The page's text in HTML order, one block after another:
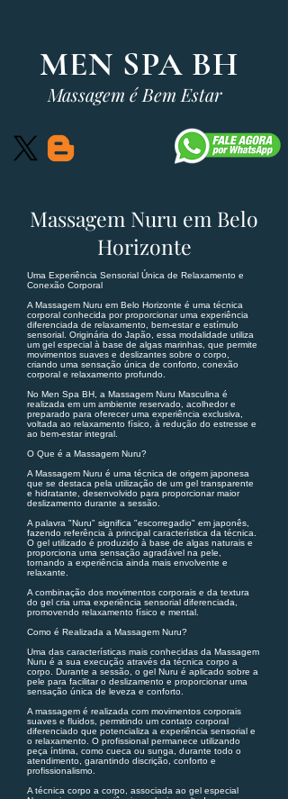
MEN SPA BH
Massagem é Bem Estar
Massagem Nuru em Belo
Horizonte
Uma Experiência Sensorial Única de Relaxamento e
Conexão Corporal
A Massagem Nuru em Belo Horizonte é uma técnica
corporal conhecida por proporcionar uma experiência
diferenciada de relaxamento, bem-estar e estímulo
sensorial. Originária do Japão, essa modalidade utiliza
um gel especial à base de algas marinhas, que permite
movimentos suaves e deslizantes sobre o corpo,
criando uma sensação única de conforto, conexão
corporal e relaxamento profundo.
No Men Spa BH, a Massagem Nuru Masculina é
realizada em um ambiente reservado, acolhedor e
preparado para oferecer uma experiência exclusiva,
voltada ao relaxamento físico, à redução do estresse e
ao bem-estar integral.
O Que é a Massagem Nuru?
A Massagem Nuru é uma técnica de origem japonesa
que se destaca pela utilização de um gel transparente
e hidratante, desenvolvido para proporcionar maior
deslizamento durante a sessão.
A palavra "Nuru" significa "escorregadio" em japonês,
fazendo referência à principal característica da técnica.
O gel utilizado é produzido à base de algas naturais e
proporciona uma sensação agradável na pele,
tornando a experiência ainda mais envolvente e
relaxante.
A combinação dos movimentos corporais e da textura
do gel cria uma experiência sensorial diferenciada,
promovendo relaxamento físico e mental.
Como é Realizada a Massagem Nuru?
Uma das características mais conhecidas da Massagem
Nuru é a sua execução através da técnica corpo a
corpo. Durante a sessão, o gel Nuru é aplicado sobre a
pele para facilitar o deslizamento e proporcionar uma
sensação única de leveza e conforto.
A massagem é realizada com movimentos corporais
suaves e fluidos, permitindo um contato corporal
diferenciado que potencializa a experiência sensorial e
o relaxamento. O profissional permanece utilizando
peça íntima, como cueca ou sunga, durante todo o
atendimento, garantindo discrição, conforto e
profissionalismo.
A técnica corpo a corpo, associada ao gel especial